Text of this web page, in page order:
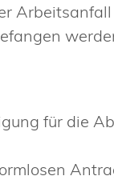
für die